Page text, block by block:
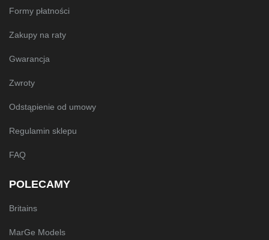
Formy płatności
Zakupy na raty
Gwarancja
Zwroty
Odstąpienie od umowy
Regulamin sklepu
FAQ
POLECAMY
Britains
MarGe Models